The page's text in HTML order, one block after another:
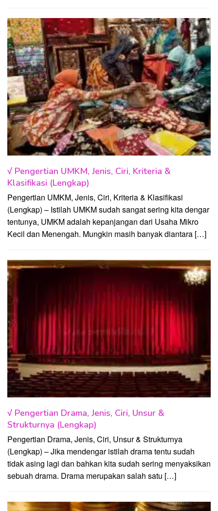
√ Pengertian UMKM, Jenis, Ciri, Kriteria &
Klasifikasi (Lengkap)
Pengertian UMKM, Jenis, Ciri, Kriteria & Klasifikasi
(Lengkap) – Istilah UMKM sudah sangat sering kita dengar
tentunya, UMKM adalah kepanjangan dari Usaha Mikro
Kecil dan Menengah. Mungkin masih banyak diantara […]
√ Pengertian Drama, Jenis, Ciri, Unsur &
Strukturnya (Lengkap)
Pengertian Drama, Jenis, Ciri, Unsur & Strukturnya
(Lengkap) – Jika mendengar istilah drama tentu sudah
tidak asing lagi dan bahkan kita sudah sering menyaksikan
sebuah drama. Drama merupakan salah satu […]